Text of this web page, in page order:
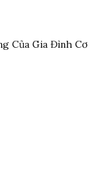
Của Gia Đình Cơ